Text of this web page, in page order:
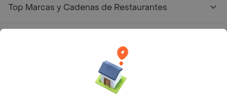
Top Marcas y Cadenas de Restaurantes